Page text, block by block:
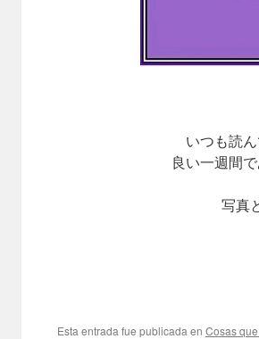
いつも読
良い一週間
写真
Esta entrada fue publicada en Cosas